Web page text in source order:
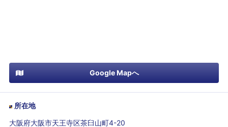
Google Mapへ
所在地
大阪府大阪市天王寺区茶臼山町4-20